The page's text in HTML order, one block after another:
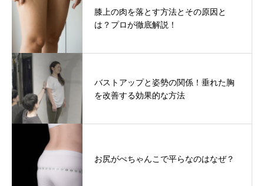
膝上の肉を落とす方法とその原因と
は？プロが徹底解説！
バストアップと姿勢の関係！垂れた胸
を改善する効果的な方法
お尻がぺちゃんこで平らなのはなぜ？